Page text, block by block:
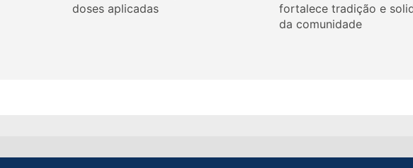
doses aplicadas
fortalece tradição e
da comunidade